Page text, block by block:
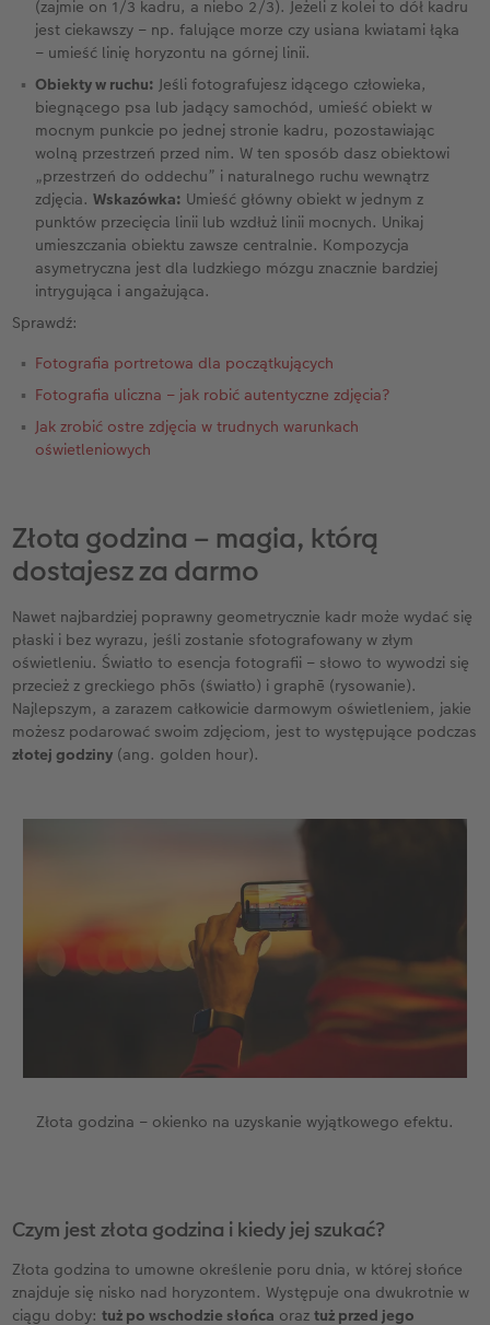
(zajmie on 1/3 kadru, a niebo 2/3). Jeżeli z kolei to dół kadru
jest ciekawszy – np. falujące morze czy usiana kwiatami łąka
– umieść linię horyzontu na górnej linii.
Obiekty w ruchu: Jeśli fotografujesz idącego człowieka,
biegnącego psa lub jadący samochód, umieść obiekt w
mocnym punkcie po jednej stronie kadru, pozostawiając
wolną przestrzeń przed nim. W ten sposób dasz obiektowi
„przestrzeń do oddechu” i naturalnego ruchu wewnątrz
zdjęcia.Wskazówka: Umieść główny obiekt w jednym z
punktów przecięcia linii lub wzdłuż linii mocnych. Unikaj
umieszczania obiektu zawsze centralnie. Kompozycja
asymetryczna jest dla ludzkiego mózgu znacznie bardziej
intrygująca i angażująca.
Sprawdź:
Fotografia portretowa dla początkujących
Fotografia uliczna – jak robić autentyczne zdjęcia?
Jak zrobić ostre zdjęcia w trudnych warunkach
oświetleniowych
Złota godzina – magia, którą
dostajesz za darmo
Nawet najbardziej poprawny geometrycznie kadr może wydać się
płaski i bez wyrazu, jeśli zostanie sfotografowany w złym
oświetleniu. Światło to esencja fotografii – słowo to wywodzi się
przecież z greckiego phōs (światło) i graphē (rysowanie).
Najlepszym, a zarazem całkowicie darmowym oświetleniem, jakie
możesz podarować swoim zdjęciom, jest to występujące podczas
złotej godziny (ang. golden hour).
Złota godzina – okienko na uzyskanie wyjątkowego efektu.
Czym jest złota godzina i kiedy jej szukać?
Złota godzina to umowne określenie poru dnia, w której słońce
znajduje się nisko nad horyzontem. Występuje ona dwukrotnie w
ciągu doby:tuż po wschodzie słońca oraztuż przed jego